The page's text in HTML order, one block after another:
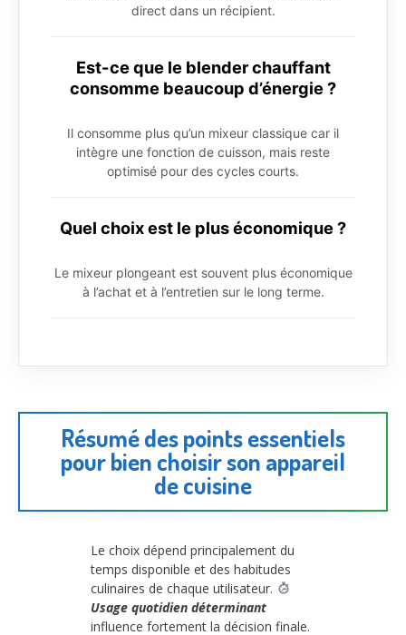
direct dans un récipient.
Est-ce que le blender chauffant
consomme beaucoup d’énergie ?
Il consomme plus qu’un mixeur classique car il
intègre une fonction de cuisson, mais reste
optimisé pour des cycles courts.
Quel choix est le plus économique ?
Le mixeur plongeant est souvent plus économique
à l’achat et à l’entretien sur le long terme.
Résumé des points essentiels
pour bien choisir son appareil
de cuisine
Le choix dépend principalement du
temps disponible et des habitudes
culinaires de chaque utilisateur.
Usage quotidien déterminant
influence fortement la décision finale.